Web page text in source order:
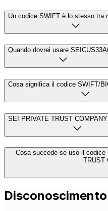
Un codice SWIFT è lo stesso tra
Quando dovrei usare
Cosa significa il codice SWIFT/
SEI PRIVATE TRUST
Cosa succede se uso il
TRUST
Disconoscimento